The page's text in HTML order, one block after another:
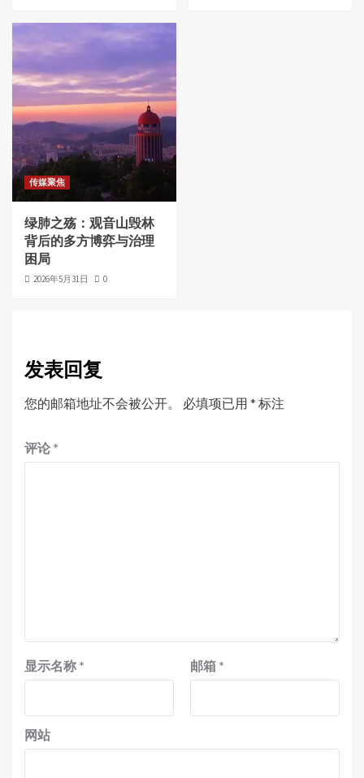
传媒聚焦
绿肺之殇：观音山毁林
背后的多方博弈与治理
困局
2026年5月31日 0
发表回复
您的邮箱地址不会被公开。 必填项已用 * 标注
评论 *
显示名称 * 邮箱 *
网站